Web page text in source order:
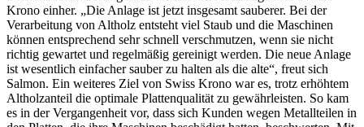
Krono einher. „Die Anlage ist jetzt insgesamt sauberer. Bei der
Verarbeitung von Altholz entsteht viel Staub und die Maschinen
können entsprechend sehr schnell verschmutzen, wenn sie nicht
richtig gewartet und regelmäßig gereinigt werden. Die neue Anlage
ist wesentlich einfacher sauber zu halten als die alte“, freut sich
Salmon. Ein weiteres Ziel von Swiss Krono war es, trotz erhöhtem
Altholzanteil die optimale Plattenqualität zu gewährleisten. So kam
es in der Vergangenheit vor, dass sich Kunden wegen Metallteilen in